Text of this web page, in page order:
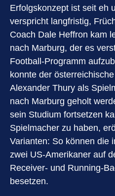
Erfolgskonzept ist seit eh
verspricht langfristig,
Coach Dale Heffron kam
nach Marburg, der es
Football-Programm
konnte der
Alexander Thury als
nach Marburg geholt
sein Studium fortsetzen
Spielmacher zu haben,
Varianten: So können die
zwei US-Amerikaner auf
Receiver- und Running-
besetzen.